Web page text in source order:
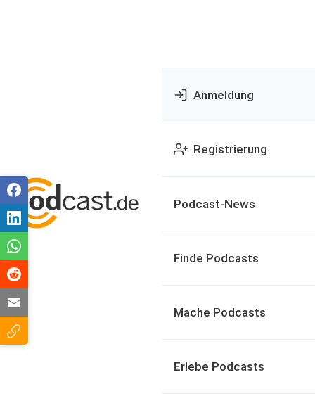
Anmeldung
Registrierung
Podcast-News
Finde Podcasts
Mache Podcasts
Erlebe Podcasts